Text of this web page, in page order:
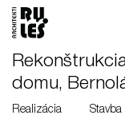
domu,
Realizácia Stavba